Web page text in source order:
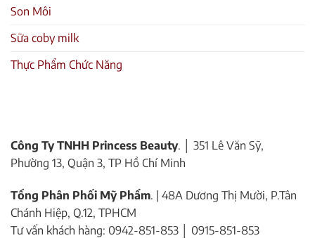
Son Môi
Sữa coby milk
Thực Phẩm Chức Năng
Công Ty TNHH Princess Beauty. │ 351 Lê Văn Sỹ,
Phường 13, Quận 3, TP Hồ Chí Minh
Tổng Phân Phối Mỹ Phẩm. | 48A Dương Thị Mười, P.Tân
Chánh Hiệp, Q.12, TPHCM
Tư vấn khách hàng: 0942-851-853 │ 0915-851-853